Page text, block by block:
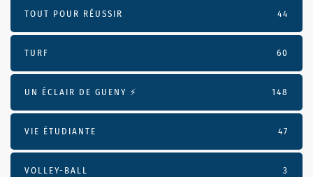
TOUT POUR RÉUSSIR 44
TURF 60
UN ÉCLAIR DE GUENY ⚡️ 148
VIE ÉTUDIANTE 47
VOLLEY-BALL 3